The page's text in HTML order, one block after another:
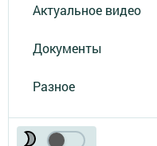
Актуальное видео
Документы
Разное